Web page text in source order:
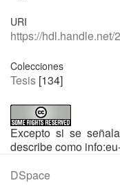
URI
https://
Colecciones
Tesis [134]
Excepto si se
describe como
DSpace